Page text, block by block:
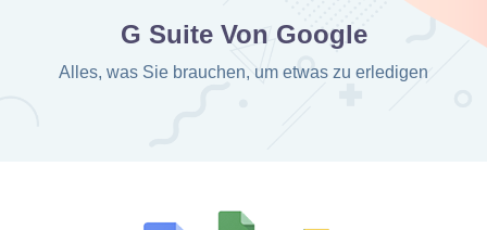
G Suite Von Google
Alles, was Sie brauchen, um etwas zu erledigen